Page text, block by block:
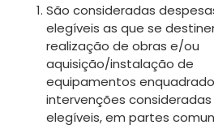
São consideradas
elegíveis as que se
realização de obras e/ou
aquisição/instalação de
equipamentos
intervenções consideradas
elegíveis, em partes